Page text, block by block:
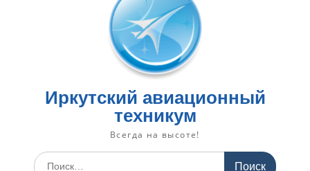
Иркутский авиационный
техникум
Всегда на высоте!
Искать: